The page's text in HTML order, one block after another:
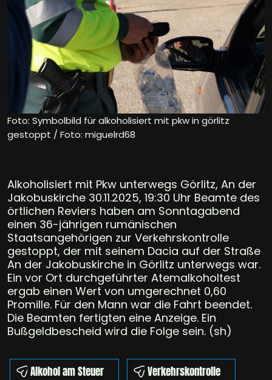
Foto: Symbolbild für alkoholisiert mit pkw in görlitz
gestoppt / Foto: miguelrd68
Alkoholisiert mit Pkw unterwegs Görlitz, An der
Jakobuskirche 30.11.2025, 19:30 Uhr Beamte des
örtlichen Reviers haben am Sonntagabend
einen 36-jährigen rumänischen
Staatsangehörigen zur Verkehrskontrolle
gestoppt, der mit seinem Dacia auf der Straße
An der Jakobuskirche in Görlitz unterwegs war.
Ein vor Ort durchgeführter Atemalkoholtest
ergab einen Wert von umgerechnet 0,60
Promille. Für den Mann war die Fahrt beendet.
Die Beamten fertigten eine Anzeige. Ein
Bußgeldbescheid wird die Folge sein. (sh)
Alkohol am Steuer
Verkehrskontrolle